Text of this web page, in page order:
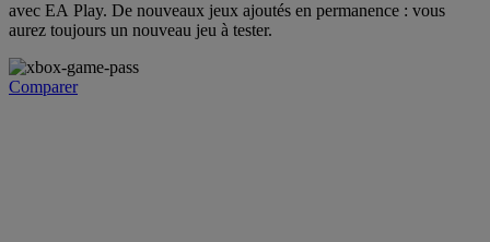
avec EA Play. De nouveaux jeux ajoutés en permanence : vous
aurez toujours un nouveau jeu à tester.
Comparer